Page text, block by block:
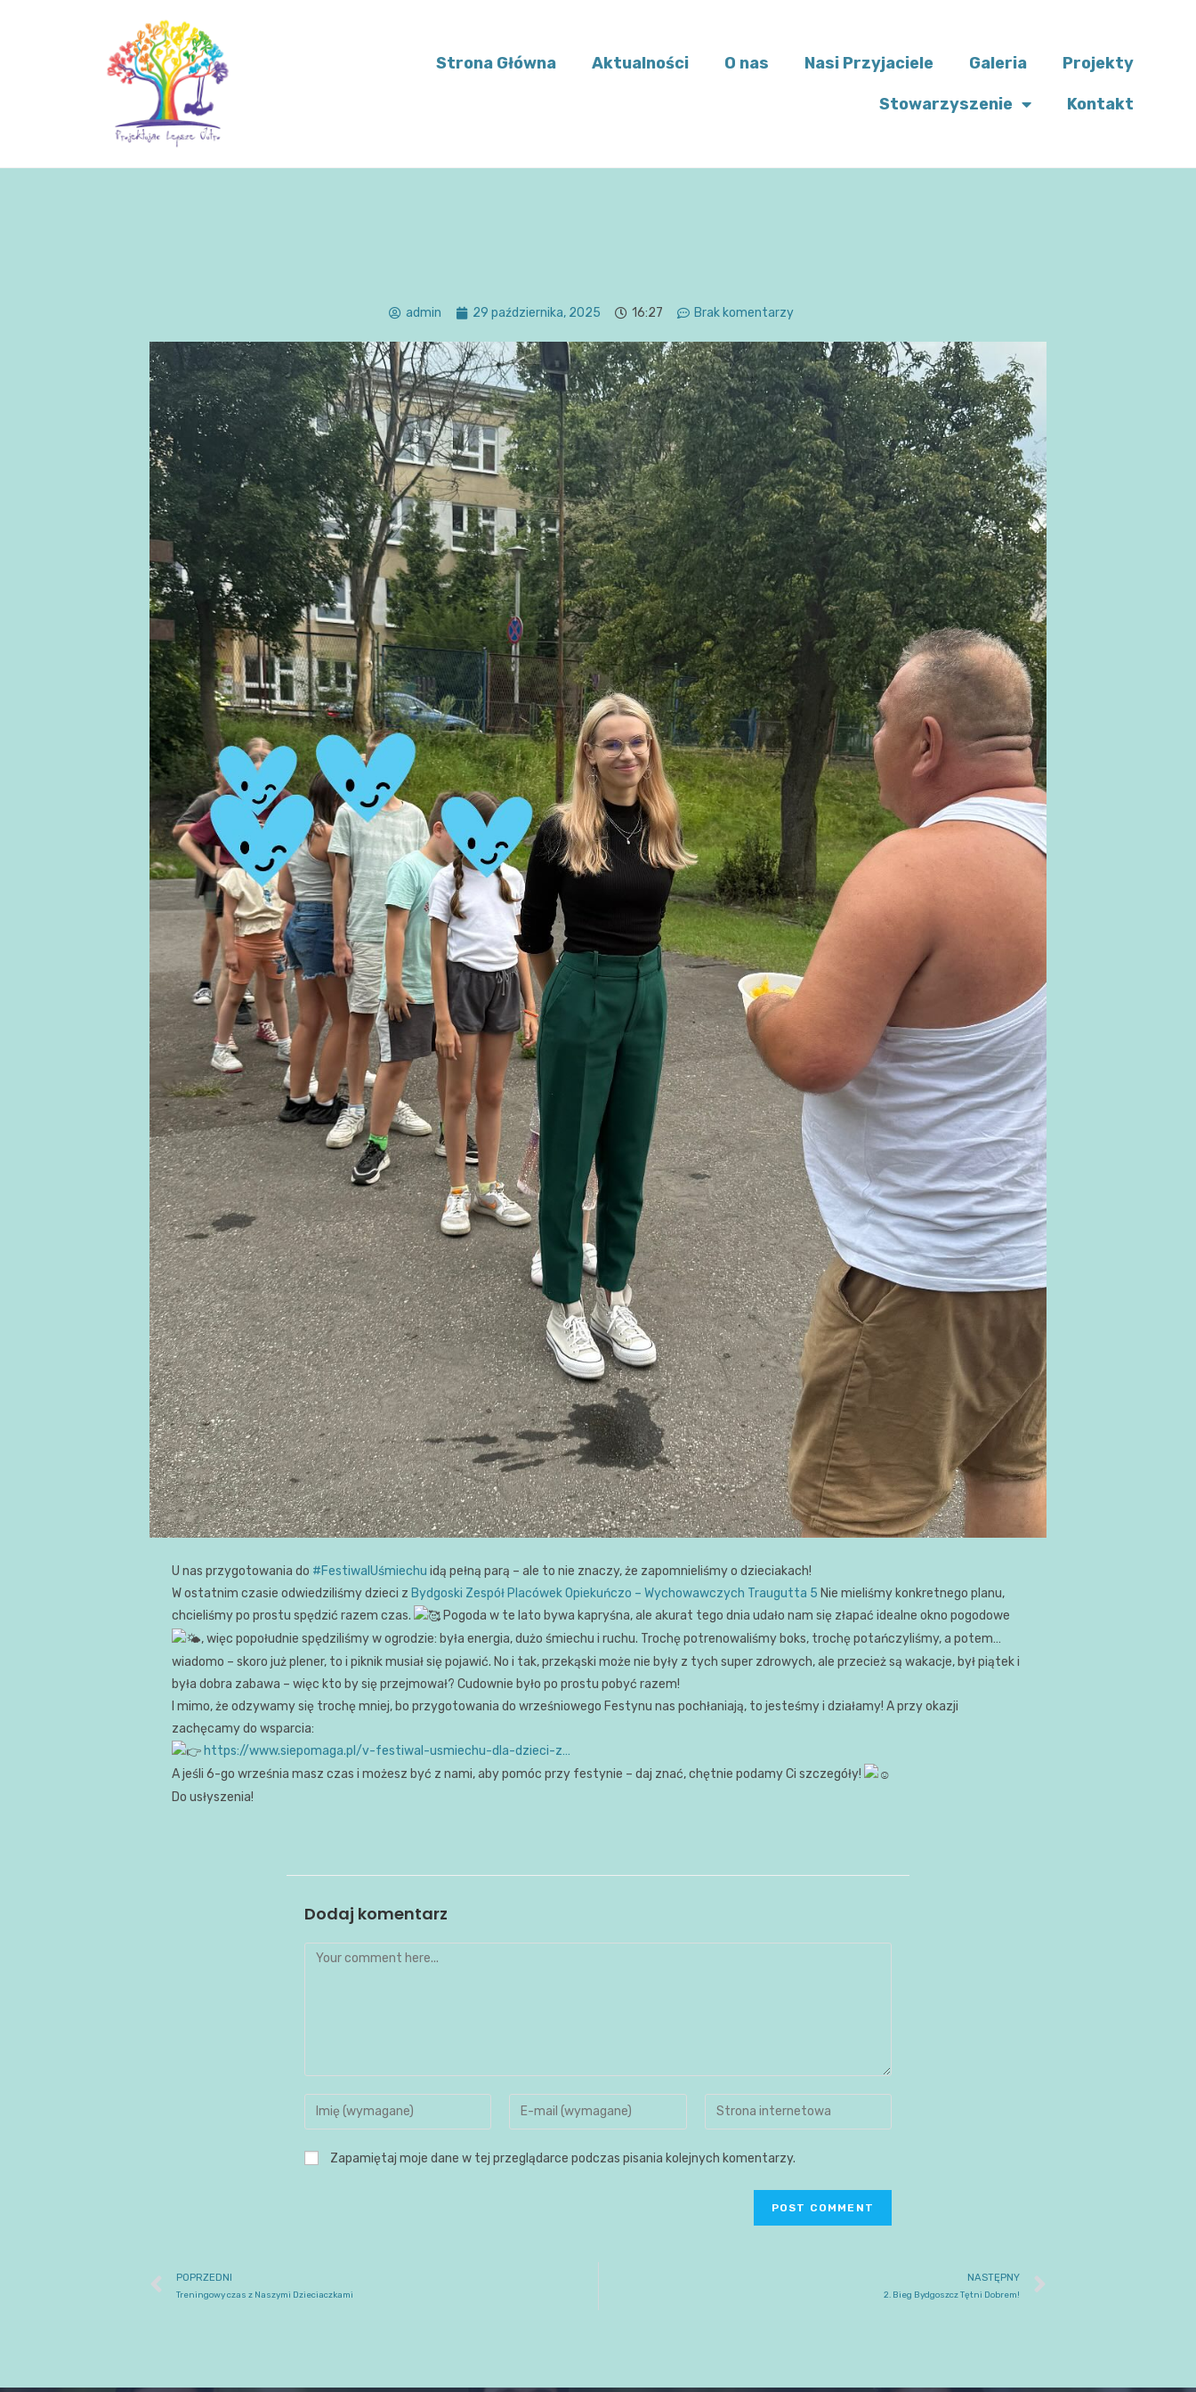
Strona Główna Aktualności O nas Nasi Przyjaciele Galeria Projekty
Stowarzyszenie Kontakt
admin 29 października, 2025 16:27 Brak komentarzy
U nas przygotowania do #FestiwalUśmiechu idą pełną parą – ale to nie znaczy, że zapomnieliśmy o dzieciakach!
W ostatnim czasie odwiedziliśmy dzieci z Bydgoski Zespół Placówek Opiekuńczo – Wychowawczych Traugutta 5 Nie mieliśmy konkretnego planu,
chcieliśmy po prostu spędzić razem czas.
Pogoda w te lato bywa kapryśna, ale akurat tego dnia udało nam się złapać idealne okno pogodowe
, więc popołudnie spędziliśmy w ogrodzie: była energia, dużo śmiechu i ruchu. Trochę potrenowaliśmy boks, trochę potańczyliśmy, a potem…
wiadomo – skoro już plener, to i piknik musiał się pojawić. No i tak, przekąski może nie były z tych super zdrowych, ale przecież są wakacje, był piątek i
była dobra zabawa – więc kto by się przejmował? Cudownie było po prostu pobyć razem!
I mimo, że odzywamy się trochę mniej, bo przygotowania do wrześniowego Festynu nas pochłaniają, to jesteśmy i działamy! A przy okazji
zachęcamy do wsparcia:
https://www.siepomaga.pl/v-festiwal-usmiechu-dla-dzieci-z…
A jeśli 6-go września masz czas i możesz być z nami, aby pomóc przy festynie – daj znać, chętnie podamy Ci szczegóły!
Do usłyszenia!
Dodaj komentarz
Zapamiętaj moje dane w tej przeglądarce podczas pisania kolejnych komentarzy.
POPRZEDNI
Treningowy czas z Naszymi Dzieciaczkami
NASTĘPNY
2. Bieg Bydgoszcz Tętni Dobrem!